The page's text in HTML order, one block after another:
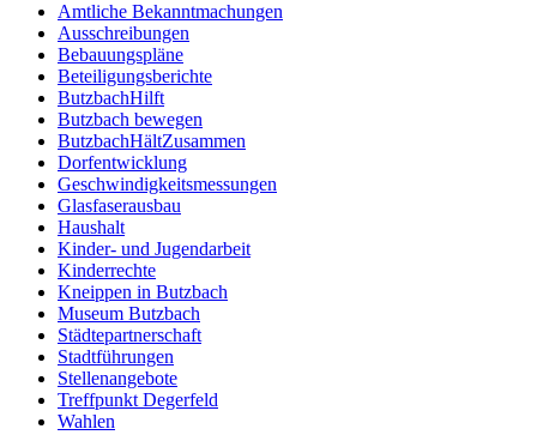
Amtliche Bekanntmachungen
Ausschreibungen
Bebauungspläne
Beteiligungsberichte
ButzbachHilft
Butzbach bewegen
ButzbachHältZusammen
Dorfentwicklung
Geschwindigkeitsmessungen
Glasfaserausbau
Haushalt
Kinder- und Jugendarbeit
Kinderrechte
Kneippen in Butzbach
Museum Butzbach
Städtepartnerschaft
Stadtführungen
Stellenangebote
Treffpunkt Degerfeld
Wahlen